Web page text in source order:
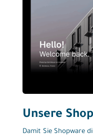
Unsere
Damit Sie Shopware